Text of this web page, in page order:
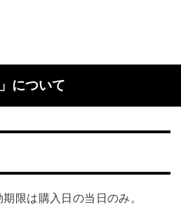
について
限は購入日の当日のみ。